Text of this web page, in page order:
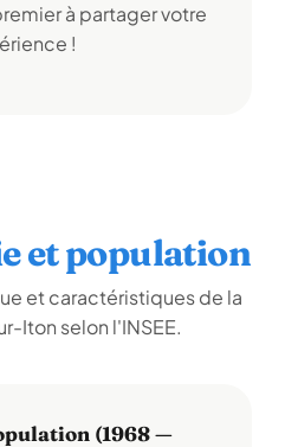
à partager votre
!
et population
et caractéristiques de la
Iton selon l'INSEE.
(1968 —